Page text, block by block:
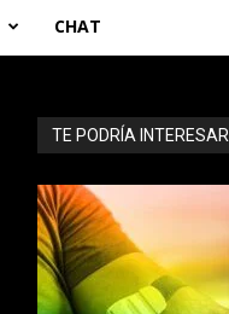
CHAT
TE PODRÍA INTERESAR